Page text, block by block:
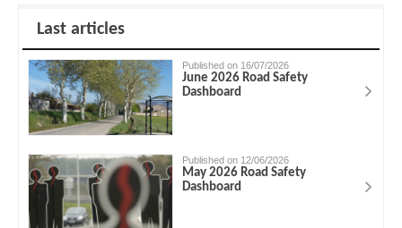
Last articles
Published on 16/07/2026
June 2026 Road Safety
Dashboard
Published on 12/06/2026
May 2026 Road Safety
Dashboard